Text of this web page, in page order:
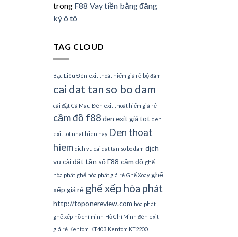
trong F88 Vay tiền bằng đăng
ký ô tô
TAG CLOUD
Bạc Liêu Đèn exit thoát hiểm giá rẻ bộ đàm
cai dat tan so bo dam
cài đặt Cà Mau Đèn exit thoát hiểm giá rẻ
cầm đồ f88 den exit giá tot den
exit tot nhat hien nay Den thoat
hiem dich vu cai dat tan so bo dam dịch
vụ cài đặt tần số F88 cầm đồ ghế
hòa phát ghế hòa phát giá rẻ Ghế Xoay ghế
xếp giá rẻ ghế xếp hòa phát
http://toponereview.com hòa phát
ghế xếp hồ chí minh Hồ Chí Minh đèn exit
giá rẻ Kentom KT403 Kentom KT2200